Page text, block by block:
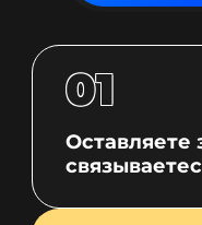
01
Оставляете